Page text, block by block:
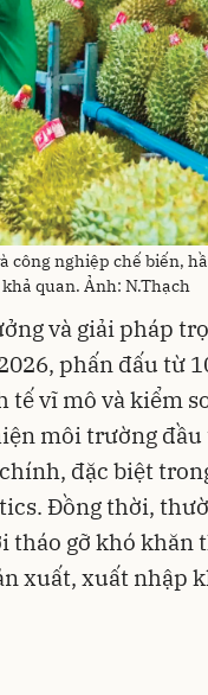
công nghiệp chế biến,
quan. Ảnh: N.Thạch
và giải pháp
phấn đấu từ
tế vĩ mô và kiểm
môi trường đầu
đặc biệt
Đồng thời,
gỡ khó khăn
xuất, xuất nhập